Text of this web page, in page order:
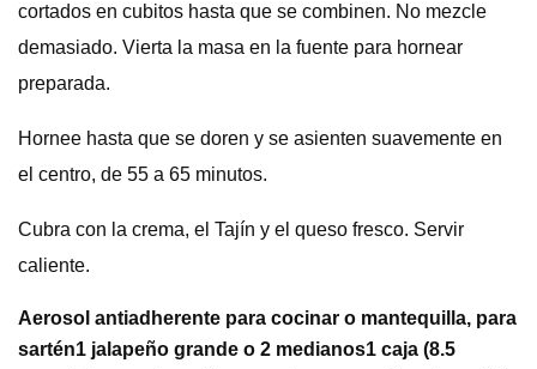
cortados en cubitos hasta que se combinen. No mezcle
demasiado. Vierta la masa en la fuente para hornear
preparada.
Hornee hasta que se doren y se asienten suavemente en
el centro, de 55 a 65 minutos.
Cubra con la crema, el Tajín y el queso fresco. Servir
caliente.
Aerosol antiadherente para cocinar o mantequilla, para
sartén1 jalapeño grande o 2 medianos1 caja (8.5